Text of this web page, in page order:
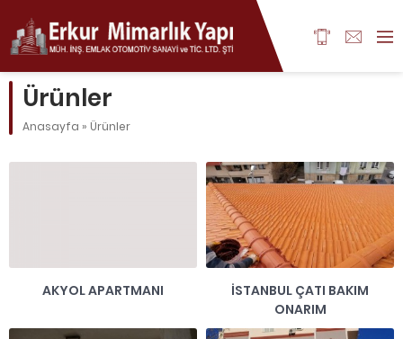
Ürünler
Anasayfa » Ürünler
AKYOL APARTMANI
İSTANBUL ÇATI BAKIM
ONARIM